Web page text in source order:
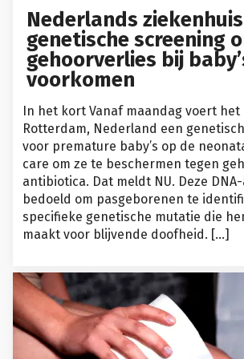
Nederlands
genetische screening
gehoorverlies bij
voorkomen
In het kort Vanaf maandag voert het
Rotterdam, Nederland een
voor premature baby’s op de
care om ze te beschermen tegen
antibiotica. Dat meldt NU. Deze
bedoeld om pasgeborenen te
specifieke genetische mutatie die
maakt voor blijvende doofheid. […]